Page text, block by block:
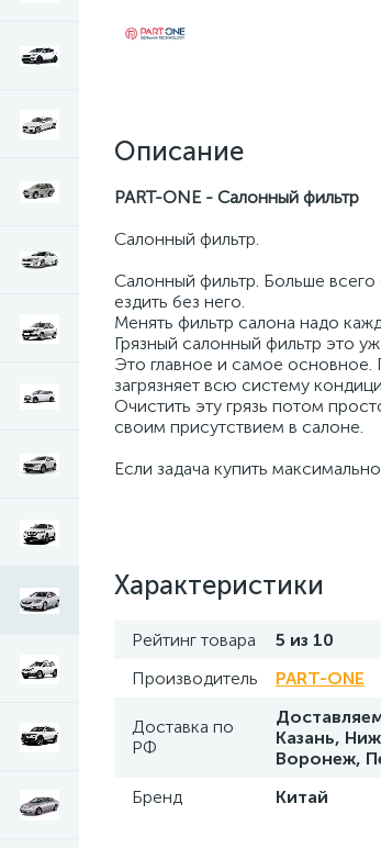
Описание
PART-ONE - Салонный фильтр
Салонный фильтр.
Салонный фильтр. Больше
ездить без него.
Менять фильтр салона надо
Грязный салонный фильтр это
Это главное и самое
загрязняет всю систему
Очистить эту грязь потом
своим присутствием в салоне.
Если задача купить
Характеристики
Рейтинг товара
5 из 10
Производитель
PART-ONE
Доставка по
РФ
Казань,
Воронеж,
Бренд
Китай